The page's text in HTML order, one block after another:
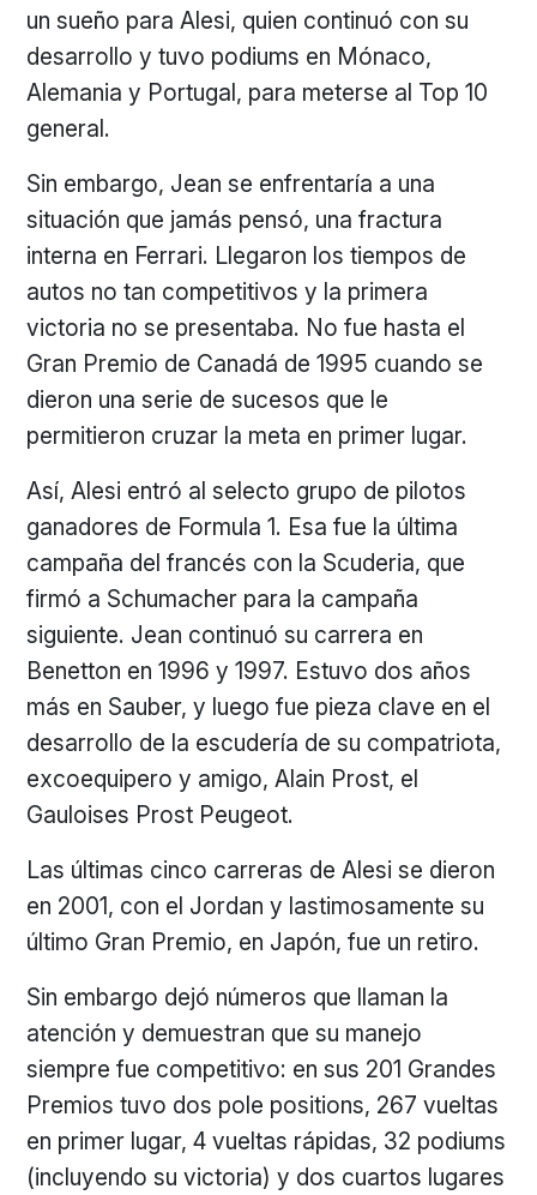
un sueño para Alesi, quien continuó con su
desarrollo y tuvo podiums en Mónaco,
Alemania y Portugal, para meterse al Top 10
general.
Sin embargo, Jean se enfrentaría a una
situación que jamás pensó, una fractura
interna en Ferrari. Llegaron los tiempos de
autos no tan competitivos y la primera
victoria no se presentaba. No fue hasta el
Gran Premio de Canadá de 1995 cuando se
dieron una serie de sucesos que le
permitieron cruzar la meta en primer lugar.
Así, Alesi entró al selecto grupo de pilotos
ganadores de Formula 1. Esa fue la última
campaña del francés con la Scuderia, que
firmó a Schumacher para la campaña
siguiente. Jean continuó su carrera en
Benetton en 1996 y 1997. Estuvo dos años
más en Sauber, y luego fue pieza clave en el
desarrollo de la escudería de su compatriota,
excoequipero y amigo, Alain Prost, el
Gauloises Prost Peugeot.
Las últimas cinco carreras de Alesi se dieron
en 2001, con el Jordan y lastimosamente su
último Gran Premio, en Japón, fue un retiro.
Sin embargo dejó números que llaman la
atención y demuestran que su manejo
siempre fue competitivo: en sus 201 Grandes
Premios tuvo dos pole positions, 267 vueltas
en primer lugar, 4 vueltas rápidas, 32 podiums
(incluyendo su victoria) y dos cuartos lugares